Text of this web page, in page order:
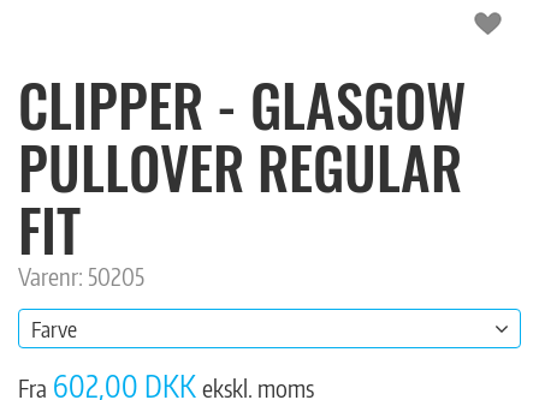
CLIPPER - GLASGOW
PULLOVER REGULAR
FIT
Varenr: 50205
Farve
Fra 602,00 DKK ekskl. moms